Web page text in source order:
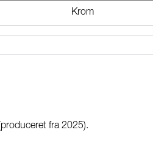
Krom
fra 2025).